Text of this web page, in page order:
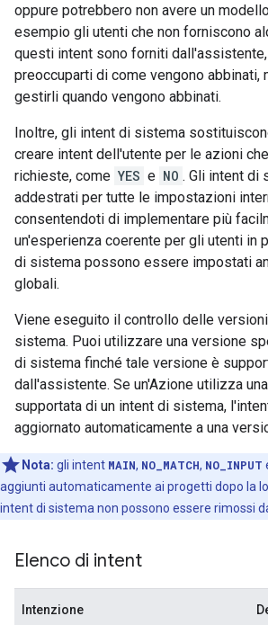
oppure potrebbero non avere un
esempio gli utenti che non forniscono
questi intent sono forniti
preoccuparti di come vengono abbinati,
gestirli quando vengono abbinati.
Inoltre, gli intent di sistema
creare intent dell'utente per le azioni
richieste, come YES e NO . Gli intent di
addestrati per tutte le impostazioni
consentendoti di implementare più
un'esperienza coerente per gli utenti in
di sistema possono essere impostati
globali.
Viene eseguito il controllo delle
sistema. Puoi utilizzare una versione
di sistema finché tale versione è
dall'assistente. Se un'Azione utilizza
supportata di un intent di sistema,
aggiornato automaticamente a una
Nota: gli intent MAIN, NO_MATCH, NO_INPUT
aggiunti automaticamente ai progetti dopo la
intent di sistema non possono essere rimossi
Elenco di intent
Intenzione